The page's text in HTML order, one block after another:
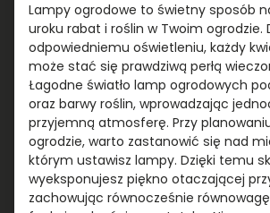
Lampy ogrodowe to świetny sposób
uroku rabat i roślin w Twoim ogrodzie.
odpowiedniemu oświetleniu, każdy
może stać się prawdziwą perłą
Łagodne światło lamp ogrodowych
oraz barwy roślin, wprowadzając
przyjemną atmosferę. Przy
ogrodzie, warto zastanowić się nad
którym ustawisz lampy. Dzięki temu
wyeksponujesz piękno otaczającej
zachowując równocześnie